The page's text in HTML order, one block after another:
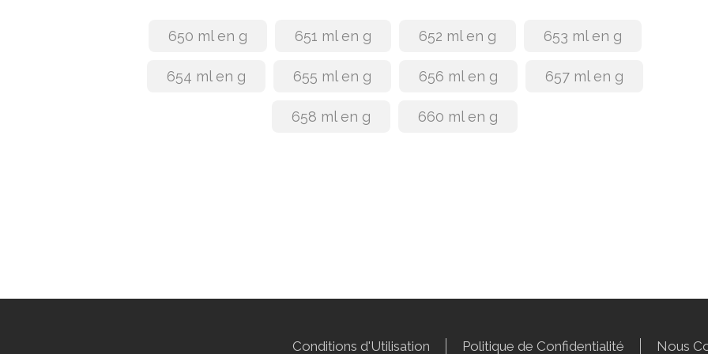
650 ml en g 651 ml en g 652 ml en g 653 ml en g
654 ml en g 655 ml en g 656 ml en g 657 ml en g
658 ml en g 660 ml en g
Conditions d'Utilisation Politique de Confidentialité Nous